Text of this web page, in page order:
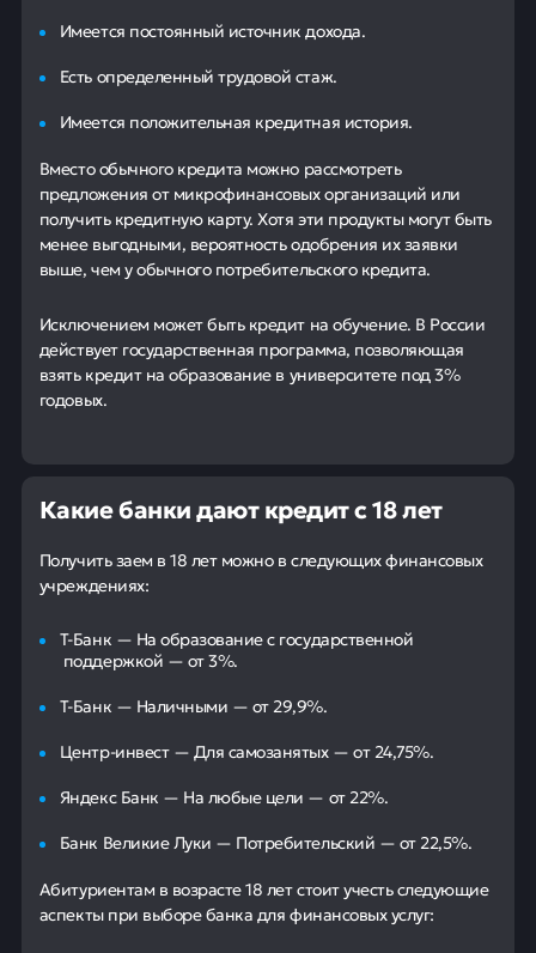
Имеется постоянный источник дохода.
Есть определенный трудовой стаж.
Имеется положительная кредитная история.
Вместо обычного кредита можно рассмотреть
предложения от микрофинансовых организаций или
получить кредитную карту. Хотя эти продукты могут быть
менее выгодными, вероятность одобрения их заявки
выше, чем у обычного потребительского кредита.
Исключением может быть кредит на обучение. В России
действует государственная программа, позволяющая
взять кредит на образование в университете под 3%
годовых.
Какие банки дают кредит с 18 лет
Получить заем в 18 лет можно в следующих финансовых
учреждениях:
Т-Банк — На образование с государственной
поддержкой — от 3%.
Т-Банк — Наличными — от 29,9%.
Центр-инвест — Для самозанятых — от 24,75%.
Яндекс Банк — На любые цели — от 22%.
Банк Великие Луки — Потребительский — от 22,5%.
Абитуриентам в возрасте 18 лет стоит учесть следующие
аспекты при выборе банка для финансовых услуг: